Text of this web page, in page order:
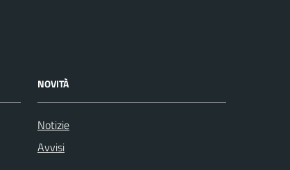
NOVITÀ
Notizie
Avvisi